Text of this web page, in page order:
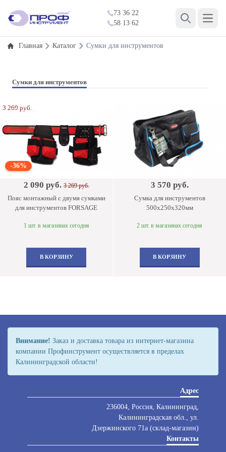
73 36 22
58 13 62
Open
Главная Каталог Сумки для инструментов
Сумки для инструментов
3 269 руб.
-36%
2 090 руб.3 269 руб.
Пояс монтажный с двумя сумками
для инструментов FORSAGE
1 шт. в магазинах сегодня
В КОРЗИНУ
3 570 руб.
Сумка для инструментов
500х250х320мм
2 шт. в магазинах сегодня
В КОРЗИНУ
Внимание! Заказ и доставка товара из интернет-магазина
компании Профинструмент осуществляется в пределах
Калининградской области!
Адрес
236004, Россия, Калининград,
Калининградская обл., ул.
Дзержинского 71а (склад-магазин)
Контакты